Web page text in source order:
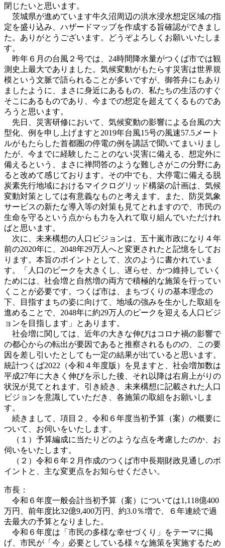
閉じたいと思います。
茨城県が進めています牛久沼周辺の洪水浸水想定区域の指
定を盛り込み、ハザードマップを作成する旨確認ができまし
た。ありがとうございます。どうぞよろしくお願いいたしま
す。
昨年６月の台風２号では、24時間降水量がつくば市では観
測史上最大でありました。気候変動がもたらす災害は世界規
模という文脈で語られることが多いですが、御答弁にもあり
ましたように、まさに身近にあるもの、私たちの生活のすぐ
そこにあるものであり、今までの想定を超えてくるものであ
ろうと思います。
先日、災害研修において、気候変動の影響による台風の大
型化、例を申し上げますと2019年台風15号の風速57.5メート
ルがもたらした首都圏の停電の例を講話で聞いてまいりまし
たが、今までに経験したことのない災害に備える、想定外に
備えるという、まさに禅問答のような難しさがこの分野にあ
ると改めて感じております。その中でも、大停電に備える脱
炭素先行地域におけるマイクログリッド構築の計画は、気候
変動対策としては有意義なものと考えます。また、防災気象
サービスの新たな導入等の対策も見てとれますので、市民の
生命を守るという点からも力を入れて取り組んでいただけれ
ばと思います。
次に、未来構想の人口ビジョンは、五十嵐市政になり４年
前の2020年に、2048年29万人へと変更されたと記憶をしてお
ります。本旨のポイントとして、次のように書かれていま
す。「人口のピークを大きくし、遅らせ、かつ維持していく
ためには、社会増と自然増の両方で積極的な施策を行ってい
くことが必要です。つくば市は、まちづくりの基本理念の
下、目指すまちの姿に向けて、地域の強みを生かした取組を
進めることで、2048年に約29万人のピークを迎える人口ビジ
ョンを目指します」とあります。
社会増に関しては、近年の大きな伸びはコロナ禍の影響で
の都心からの転出が要因であると推察されるものの、この要
因を差し引いたとしても一定の結果が出ていると思います。
統計つくば2022（令和４年度版）を見ますと、社会増加数は
平成27年に大きく伸びを示した後、それ以降は右肩上がりの
状況が見てとれます。引き続き、未来構想に記載された人口
ビジョンを意識していただき、各施策の取組をお願いしま
す。
続きまして、項目２、令和６年度当初予算（案）の概要に
ついて、お伺いをいたします。
（１）予算編成に当たりどのような点を考慮したのか、お
伺いをいたします。
（２）令和６年２月作成のつくば市中長期財政見通しのポ
イントと、主な変更点をお知らせください。
市長：
令和６年度一般会計当初予算（案）については1,118億400
万円、前年度比32億9,400万円、約3.0％増で、６年連続で過
去最大の予算となりました。
令和６年度は「市民の多様な幸せづくり」をテーマに掲
げ、市民が「今」必要としている様々な施策を実施するため